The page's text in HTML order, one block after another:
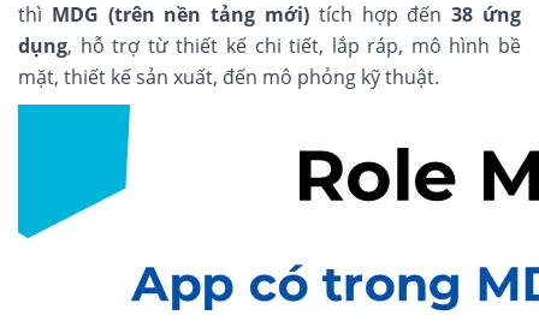
thì MDG (trên nền tảng mới) tích hợp đến38 ứng
dụng, hỗ trợ từ thiết kế chi tiết, lắp ráp, mô hình bề
mặt, thiết kế sản xuất, đến mô phỏng kỹ thuật.